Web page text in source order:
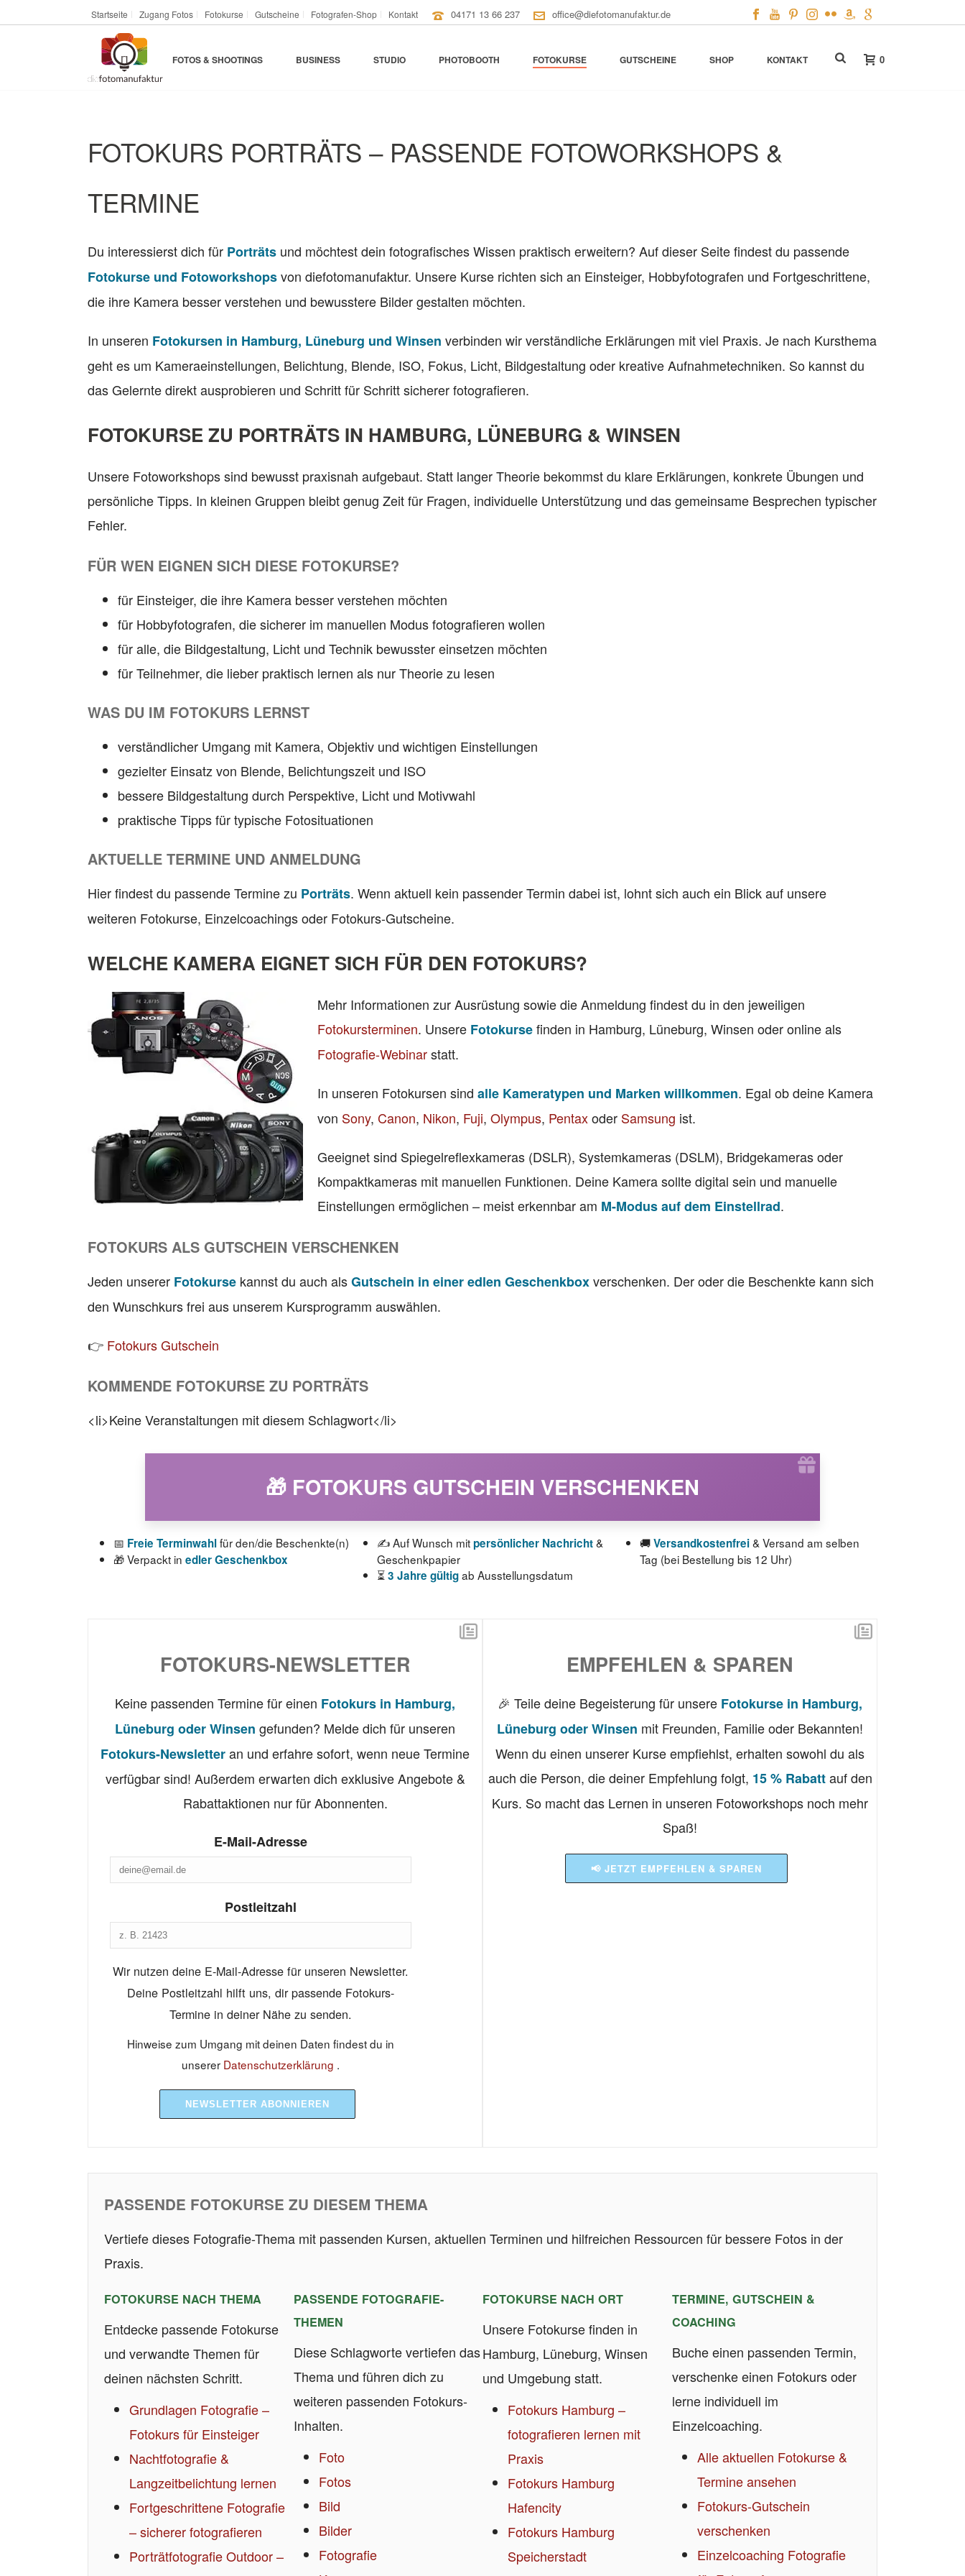
Startseite Zugang Fotos Fotokurse Gutscheine Fotografen-Shop Kontakt 04171 13 66 237 office@diefotomanufaktur.de
FOTOS & SHOOTINGS BUSINESS STUDIO PHOTOBOOTH FOTOKURSE GUTSCHEINE SHOP KONTAKT 0
FOTOKURS PORTRÄTS – PASSENDE FOTOWORKSHOPS &
TERMINE
Du interessierst dich für Porträts und möchtest dein fotografisches Wissen praktisch erweitern? Auf dieser Seite findest du passende
Fotokurse und Fotoworkshopsvon diefotomanufaktur. Unsere Kurse richten sich an Einsteiger, Hobbyfotografen und Fortgeschrittene,
die ihre Kamera besser verstehen und bewusstere Bilder gestalten möchten.
In unseren Fotokursen in Hamburg, Lüneburg und Winsen verbinden wir verständliche Erklärungen mit viel Praxis. Je nach Kursthema
geht es um Kameraeinstellungen, Belichtung, Blende, ISO, Fokus, Licht, Bildgestaltung oder kreative Aufnahmetechniken. So kannst du
das Gelernte direkt ausprobieren und Schritt für Schritt sicherer fotografieren.
FOTOKURSE ZU PORTRÄTS IN HAMBURG, LÜNEBURG & WINSEN
Unsere Fotoworkshops sind bewusst praxisnah aufgebaut. Statt langer Theorie bekommst du klare Erklärungen, konkrete Übungen und
persönliche Tipps. In kleinen Gruppen bleibt genug Zeit für Fragen, individuelle Unterstützung und das gemeinsame Besprechen typischer
Fehler.
FÜR WEN EIGNEN SICH DIESE FOTOKURSE?
für Einsteiger, die ihre Kamera besser verstehen möchten
für Hobbyfotografen, die sicherer im manuellen Modus fotografieren wollen
für alle, die Bildgestaltung, Licht und Technik bewusster einsetzen möchten
für Teilnehmer, die lieber praktisch lernen als nur Theorie zu lesen
WAS DU IM FOTOKURS LERNST
verständlicher Umgang mit Kamera, Objektiv und wichtigen Einstellungen
gezielter Einsatz von Blende, Belichtungszeit und ISO
bessere Bildgestaltung durch Perspektive, Licht und Motivwahl
praktische Tipps für typische Fotosituationen
AKTUELLE TERMINE UND ANMELDUNG
Hier findest du passende Termine zu Porträts. Wenn aktuell kein passender Termin dabei ist, lohnt sich auch ein Blick auf unsere
weiteren Fotokurse, Einzelcoachings oder Fotokurs-Gutscheine.
WELCHE KAMERA EIGNET SICH FÜR DEN FOTOKURS?
Mehr Informationen zur Ausrüstung sowie die Anmeldung findest du in den jeweiligen
Fotokursterminen. Unsere Fotokursefinden in Hamburg, Lüneburg, Winsen oder online als
Fotografie-Webinarstatt.
In unseren Fotokursen sind alle Kameratypen und Marken willkommen. Egal ob deine Kamera
von Sony, Canon, Nikon, Fuji, Olympus, Pentaxoder Samsung ist.
Geeignet sind Spiegelreflexkameras (DSLR), Systemkameras (DSLM), Bridgekameras oder
Kompaktkameras mit manuellen Funktionen. Deine Kamera sollte digital sein und manuelle
Einstellungen ermöglichen – meist erkennbar am M-Modus auf dem Einstellrad.
FOTOKURS ALS GUTSCHEIN VERSCHENKEN
Jeden unserer Fotokurse kannst du auch alsGutschein in einer edlen Geschenkboxverschenken. Der oder die Beschenkte kann sich
den Wunschkurs frei aus unserem Kursprogramm auswählen.
👉 Fotokurs Gutschein
KOMMENDE FOTOKURSE ZU PORTRÄTS
<li>Keine Veranstaltungen mit diesem Schlagwort</li>
🎁 FOTOKURS GUTSCHEIN VERSCHENKEN
📅 Freie Terminwahlfür den/die Beschenkte(n)
🎁 Verpackt in edler Geschenkbox
✍️ Auf Wunsch mitpersönlicher Nachricht&
Geschenkpapier
⏳3 Jahre gültigab Ausstellungsdatum
🚚Versandkostenfrei& Versand am selben
Tag (bei Bestellung bis 12 Uhr)
FOTOKURS-NEWSLETTER
Keine passenden Termine für einen Fotokurs in Hamburg,
Lüneburg oder Winsen gefunden? Melde dich für unseren
Fotokurs-Newsletteran und erfahre sofort, wenn neue Termine
verfügbar sind! Außerdem erwarten dich exklusive Angebote &
Rabattaktionen nur für Abonnenten.
E-Mail-Adresse
Postleitzahl
Wir nutzen deine E-Mail-Adresse für unseren Newsletter.
Deine Postleitzahl hilft uns, dir passende Fotokurs-
Termine in deiner Nähe zu senden.
Hinweise zum Umgang mit deinen Daten findest du in
unserer Datenschutzerklärung .
NEWSLETTER ABONNIEREN
EMPFEHLEN & SPAREN
🎉 Teile deine Begeisterung für unsere Fotokurse in Hamburg,
Lüneburg oder Winsen mit Freunden, Familie oder Bekannten!
Wenn du einen unserer Kurse empfiehlst, erhalten sowohl du als
auch die Person, die deiner Empfehlung folgt, 15 % Rabattauf den
Kurs. So macht das Lernen in unseren Fotoworkshops noch mehr
Spaß!
📢 JETZT EMPFEHLEN & SPAREN
PASSENDE FOTOKURSE ZU DIESEM THEMA
Vertiefe dieses Fotografie-Thema mit passenden Kursen, aktuellen Terminen und hilfreichen Ressourcen für bessere Fotos in der
Praxis.
FOTOKURSE NACH THEMA
Entdecke passende Fotokurse
und verwandte Themen für
deinen nächsten Schritt.
Grundlagen Fotografie –
Fotokurs für Einsteiger
Nachtfotografie &
Langzeitbelichtung lernen
Fortgeschrittene Fotografie
– sicherer fotografieren
Porträtfotografie Outdoor –
PASSENDE FOTOGRAFIE-
THEMEN
Diese Schlagworte vertiefen das
Thema und führen dich zu
weiteren passenden Fotokurs-
Inhalten.
Foto
Fotos
Bild
Bilder
Fotografie
FOTOKURSE NACH ORT
Unsere Fotokurse finden in
Hamburg, Lüneburg, Winsen
und Umgebung statt.
Fotokurs Hamburg –
fotografieren lernen mit
Praxis
Fotokurs Hamburg
Hafencity
Fotokurs Hamburg
Speicherstadt
TERMINE, GUTSCHEIN &
COACHING
Buche einen passenden Termin,
verschenke einen Fotokurs oder
lerne individuell im
Einzelcoaching.
Alle aktuellen Fotokurse &
Termine ansehen
Fotokurs-Gutschein
verschenken
Einzelcoaching Fotografie